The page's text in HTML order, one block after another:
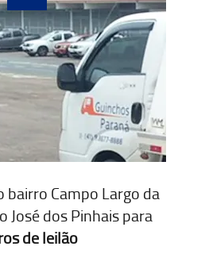
bairro Campo Largo da
José dos Pinhais para
de leilão